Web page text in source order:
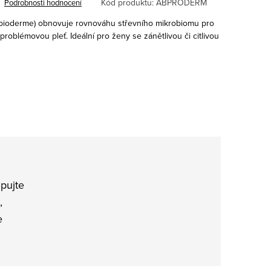
Podrobnosti hodnocení
obnovuje rovnováhu střevního mikrobiomu pro
pleť. Ideální pro ženy se zánětlivou či citlivou